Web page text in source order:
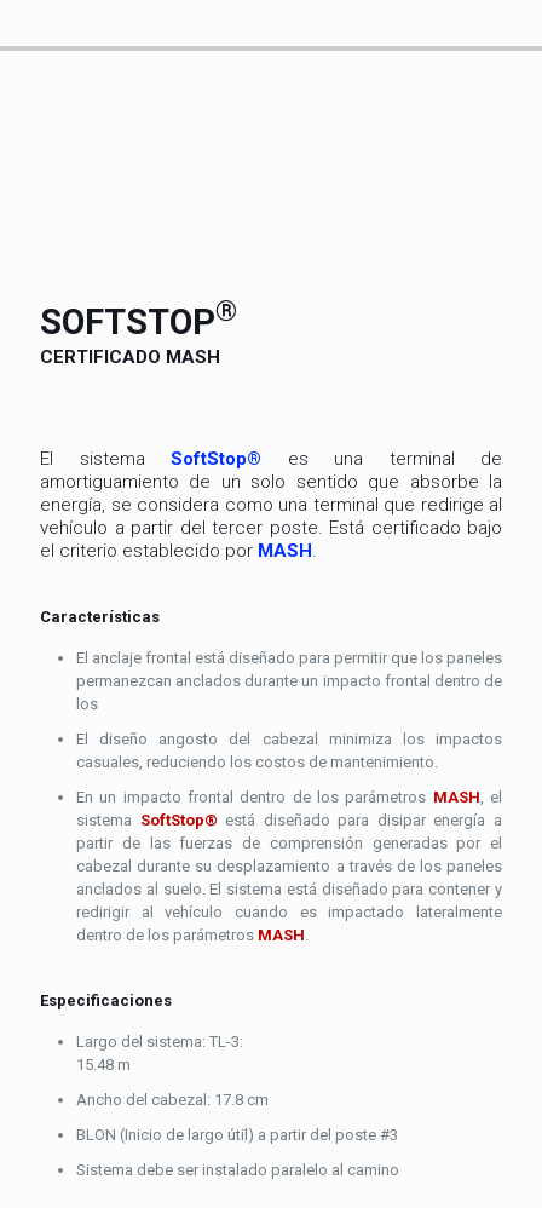
SOFTSTOP®
CERTIFICADO MASH
El sistema SoftStop® es una terminal de
amortiguamiento de un solo sentido que absorbe la
energía, se considera como una terminal que redirige al
vehículo a partir del tercer poste. Está certificado bajo
el criterio establecido por MASH.
Características
El anclaje frontal está diseñado para permitir que los paneles
permanezcan anclados durante un impacto frontal dentro de
los
El diseño angosto del cabezal minimiza los impactos
casuales, reduciendo los costos de mantenimiento.
En un impacto frontal dentro de los parámetros MASH , el
sistema SoftStop® está diseñado para disipar energía a
partir de las fuerzas de comprensión generadas por el
cabezal durante su desplazamiento a través de los paneles
anclados al suelo. El sistema está diseñado para contener y
redirigir al vehículo cuando es impactado lateralmente
dentro de los parámetros MASH
Especificaciones
Largo del sistema: TL-3:
15.48 m
Ancho del cabezal: 17.8 cm
BLON (Inicio de largo útil) a partir del poste #3
Sistema debe ser instalado paralelo al camino